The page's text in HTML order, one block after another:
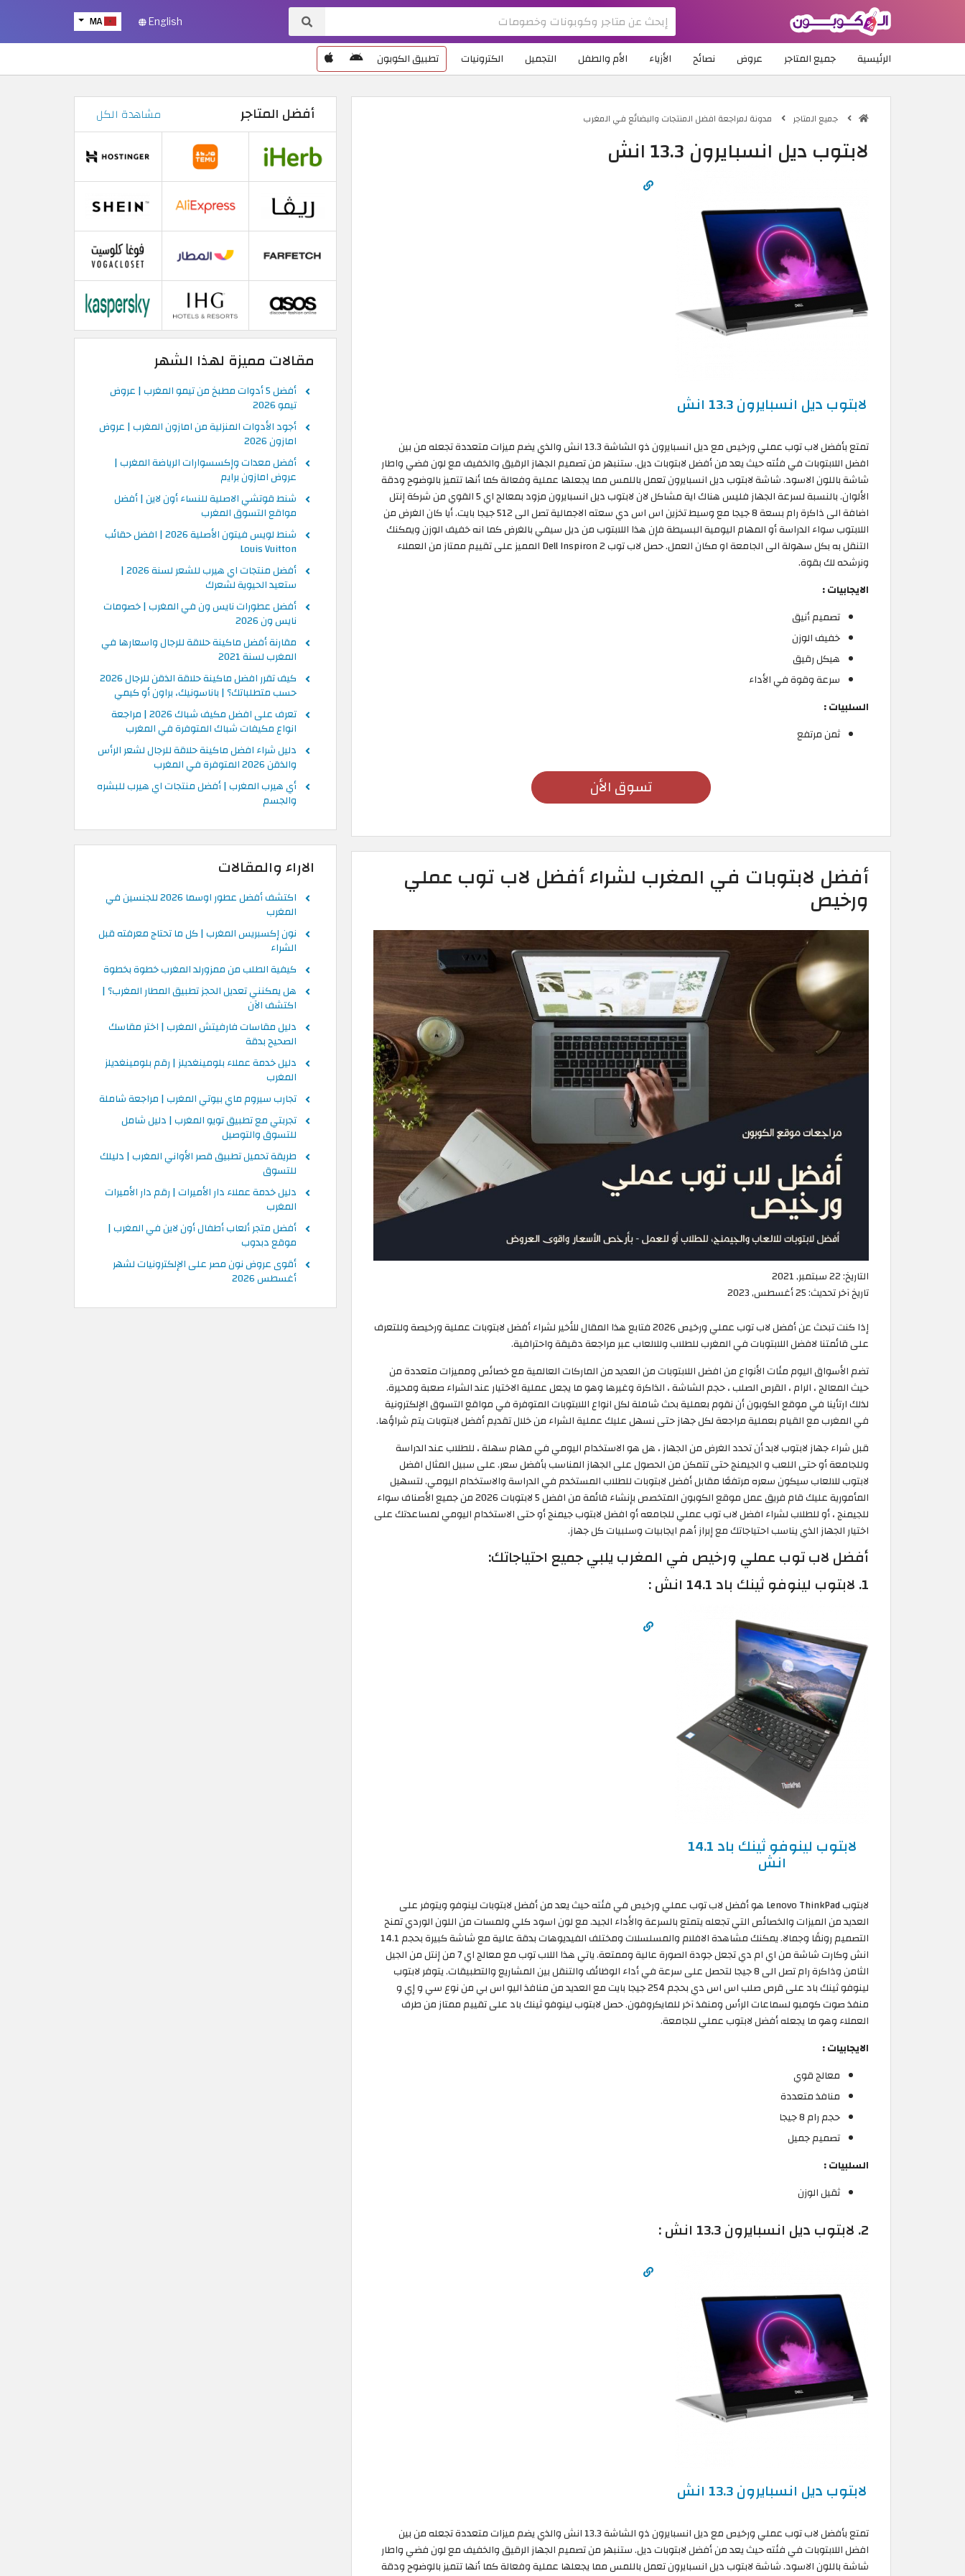
MA English
الرئيسية جميع المتاجر عروض نصائح الأزياء الأم والطفل التجميل الكترونيات تطبيق الكوبون
جميع المتاجر مدونة لمراجعة افضل المنتجات والبضائع في المغرب
لابتوب ديل انسبايرون 13.3 انش
لابتوب ديل انسبايرون 13.3 انش
تمتع بأفضل لاب توب عملي ورخيص مع ديل انسبايرون ذو الشاشة 13.3 انش والذي يضم ميزات متعددة تجعله من بين
افضل اللابتوبات في فئته حيث يعد من أفضل لابتوبات ديل. ستنبهر من تصميم الجهاز الرقيق والخفيف مع لون فضي واطار
شاشة باللون الاسود. شاشة لابتوب ديل انسبايرون تعمل باللمس مما يجعلها عملية وفعالة كما أنها تتميز بالوضوح ودقة
الألوان. بالنسبة لسرعة الجهاز فليس هناك اية مشاكل لان لابتوب ديل انسبايرون مزود بمعالج اي 5 القوي من شركة إنتل
اضافة الى ذاكرة رام بسعة 8 جيجا مع وسيط تخزين اس اس دي سعته الاجمالية تصل الى 512 جيجا بايت. أيا كان الغرض من
اللابتوب سواء الدراسة أو المهام اليومية البسيطة فإن هذا اللابتوب من ديل سيفي بالغرض كما انه خفيف الوزن ويمكنك
التنقل به بكل سهولة الى الجامعة او مكان العمل. حصل لاب توب Dell Inspiron 2 المميز على تقييم ممتاز من العملاء
ونرشحه لك بقوة.
الايجابيات :
تصميم أنيق
خفيف الوزن
هيكل رقيق
سرعة وقوة في الأداء
السلبيات :
ثمن مرتفع
تسوق الأن
أفضل لابتوبات في المغرب لشراء أفضل لاب توب عملي
ورخيص
التاريخ:22 سبتمبر, 2021
تاريخ آخر تحديث:25 أغسطس, 2023
إذا كنت تبحث عن أفضل لاب توب عملي ورخيص 2026 فتابع هذا المقال للأخير لشراء أفضل لابتوبات عملية ورخيصة وللتعرف
على قائمتنا لافضل اللابتوبات في المغرب للطلاب وللالعاب عبر مراجعة دقيقة واحترافية.
تضم الأسواق اليوم مئات الأنواع من افضل اللابتوبات من العديد من الماركات العالمية مع خصائص ومميزات متعددة من
حيث المعالج ، الرام ، القرص الصلب ، حجم الشاشة ، الذاكرة وغيرها وهو ما يجعل عملية الاختيار عند الشراء صعبة ومحيرة.
لذلك ارتأينا في موقع الكوبون أن نقوم بعملية بحث شاملة لكل انواع اللابتوبات المتوفرة في مواقع التسوق الإلكترونية
في المغرب مع القيام بعملية مراجعة لكل جهاز حتى نسهل عليك عملية الشراء من خلال تقديم أفضل لابتوبات يتم شراؤها.
قبل شراء جهاز لابتوب لابد أن تحدد الغرض من الجهاز ، هل هو الاستخدام اليومي في مهام سهلة ، للطلاب عند الدراسة
وللجامعة أو حتى اللعب و الجيمنج حتى تتمكن من الحصول على الجهاز المناسب بأفضل سعر. على سبيل المثال افضل
لابتوب للالعاب سيكون سعره مرتفعًا مقابل أفضل لابتوبات للطلاب المستخدم في الدراسة والاستخدام اليومي. لتسهيل
المأمورية عليك قام فريق عمل موقع الكوبون المتخصص بإنشاء قائمة من افضل 5 لابتوبات 2026 من جميع الأصناف سواء
للجيمنج ، أو للطلاب لشراء افضل لاب توب عملي للجامعه أو افضل لابتوب جيمنج أو حتى الاستخدام اليومي لمساعدتك على
اختيار الجهاز الذي يناسب احتياجاتك مع إبراز أهم ايجابيات وسلبيات كل جهاز.
أفضل لاب توب عملي ورخيص في المغرب يلبي جميع احتياجاتك:
1. لابتوب لينوفو ثينك باد 14.1 انش :
لابتوب لينوفو ثينك باد 14.1
انش
لابتوب Lenovo ThinkPad هو أفضل لاب توب عملي ورخيص في فئته حيث يعد من أفضل لابتوبات لينوفو ويتوفر على
العديد من الميزات والخصائص التي تجعله يتمتع بالسرعة والأداء الجيد. مع لون اسود كلي ولمسات من اللون الوردي تمنح
التصميم رونقًا وجمالا. يمكنك مشاهدة الافلام والمسلسلات ومختلف الفيديوهات بدقة عالية مع شاشة كبيرة بحجم 14.1
انش وكارت شاشة من اي ام دي تجعل جودة الصورة عالية وممتعة. ياتي هذا اللاب توب مع معالج اي 7 من إنتل من الجيل
الثامن وذاكرة رام تصل الى 8 جيجا لتحصل على سرعة في أداء الوظائف والتنقل بين المشاريع والتطبيقات. يتوفر لابتوب
لينوفو ثينك باد على قرص صلب اس اس دي بحجم 254 جيجا بايت مع العديد من منافذ اليو اس بي من نوع سي و إي و
منفذ صوت كومبو لسماعات الرأس ومنفذ آخر للمايكروفون. حصل لابتوب لينوفو ثينك باد على تقييم ممتاز من طرف
العملاء وهو ما يجعله أفضل لابتوب عملي للجامعة.
الايجابيات :
معالج قوي
منافذ متعددة
حجم رام 8 جيجا
تصميم جميل
السلبيات :
ثقيل الوزن
2. لابتوب ديل انسبايرون 13.3 انش :
لابتوب ديل انسبايرون 13.3 انش
تمتع بأفضل لاب توب عملي ورخيص مع ديل انسبايرون ذو الشاشة 13.3 انش والذي يضم ميزات متعددة تجعله من بين
افضل اللابتوبات في فئته حيث يعد من أفضل لابتوبات ديل. ستنبهر من تصميم الجهاز الرقيق والخفيف مع لون فضي واطار
شاشة باللون الاسود. شاشة لابتوب ديل انسبايرون تعمل باللمس مما يجعلها عملية وفعالة كما أنها تتميز بالوضوح ودقة
أفضل المتاجر مشاهدة الكل
مقالات مميزة لهذا الشهر
أفضل 5 أدوات مطبخ من تيمو المغرب | عروض
تيمو 2026
أجود الأدوات المنزلية من امازون المغرب | عروض
امازون 2026
أفضل معدات وإكسسوارات الرياضة المغرب |
عروض امازون برايم
شنط قوتشي الاصلية للنساء أون لاين | أفضل
مواقع التسوق المغرب
شنط لويس فيتون الأصلية 2026 | افضل حقائب
Louis Vuitton
أفضل منتجات اي هيرب للشعر لسنة 2026 |
ستعيد الحيوية لشعرك
أفضل عطورات نايس ون في المغرب | خصومات
نايس ون 2026
مقارنة أفضل ماكينة حلاقة للرجال واسعارها في
المغرب لسنة 2021
كيف تقرر افضل ماكينة حلاقة الذقن للرجال 2026
حسب متطلباتك؟ | باناسونيك، براون أو كيمي
تعرف على افضل مكيف شباك 2026 | مراجعة
انواع مكيفات شباك المتوفرة في المغرب
دليل شراء افضل ماكينة حلاقة للرجال لشعر الرأس
والذقن 2026 المتوفرة في المغرب
أي هيرب المغرب | أفضل منتجات اي هيرب للبشره
والجسم
الاراء والمقالات
اكتشف أفضل عطور اوسما 2026 للجنسين في
المغرب
نون إكسبريس المغرب | كل ما تحتاج معرفته قبل
الشراء
كيفية الطلب من ممزورلد المغرب خطوة بخطوة
هل يمكنني تعديل الحجز تطبيق المطار المغرب؟ |
اكتشف الآن
دليل مقاسات فارفيتش المغرب | اختر مقاسك
الصحيح بدقة
دليل خدمة عملاء بلومينغديلز | رقم بلومينغديلز
المغرب
تجارب سيروم ماي بيوتي المغرب | مراجعة شاملة
تجربتي مع تطبيق تويو المغرب | دليل شامل
للتسوق والتوصيل
طريقة تحميل تطبيق قصر الأواني المغرب | دليلك
للتسوق
دليل خدمة عملاء دار الأميرات | رقم دار الأميرات
المغرب
أفضل متجر ألعاب أطفال أون لاين في المغرب |
موقع دبدوب
أقوى عروض نون مصر على الإلكترونيات لشهر
أغسطس 2026